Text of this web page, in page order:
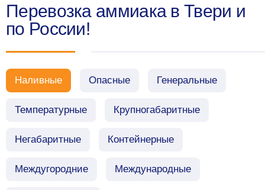
Перевозка аммиака в Твери и
по России!
Наливные Опасные Генеральные
Температурные Крупногабаритные
Негабаритные Контейнерные
Междугородние Международные